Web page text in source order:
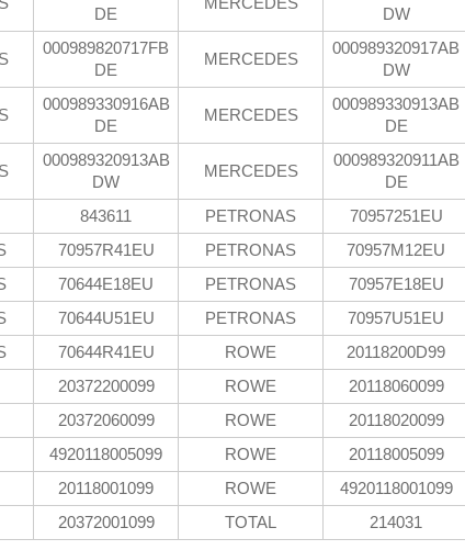
DE
DW
000989820717FB
DE
MERCEDES
000989320917AB
DW
000989330916AB
DE
MERCEDES
000989330913AB
DE
000989320913AB
DW
MERCEDES
000989320911AB
DE
843611 PETRONAS
70957251EU
70957R41EU PETRONAS
70957M12EU
70644E18EU PETRONAS
70957E18EU
70644U51EU PETRONAS
70957U51EU
70644R41EU ROWE
20118200D99
20372200099 ROWE
20118060099
20372060099 ROWE
20118020099
4920118005099 ROWE
20118005099
20118001099 ROWE
4920118001099
20372001099 TOTAL
214031